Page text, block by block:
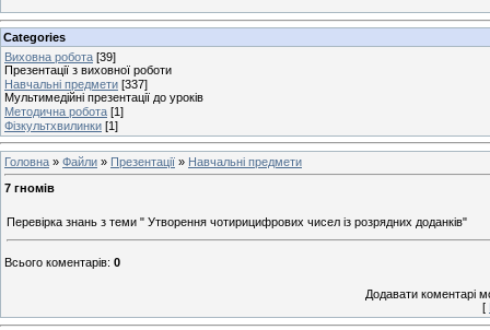
Categories
Виховна робота [39]
Презентації з виховної роботи
Навчальні предмети [337]
Мультимедійні презентації до уроків
Методична робота [1]
Фізкультхвилинки [1]
Головна » Файли » Презентації » Навчальні предмети
7 гномів
Перевірка знань з теми " Утворення чотирицифрових чисел із розрядних доданків"
Всього коментарів: 0
Додавати коментарі
[